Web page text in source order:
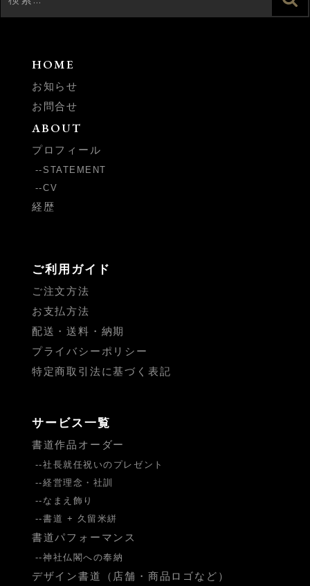
索:
HOME
お知らせ
お問合せ
ABOUT
プロフィール
STATEMENT
CV
経歴
ご利用ガイド
ご注文方法
お支払方法
配送・送料・納期
プライバシーポリシー
特定商取引法に基づく表記
サービス一覧
書道作品オーダー
社長就任祝いのプレゼント
経営理念・社訓
なまえ飾り
書道 + 久留米絣
書道パフォーマンス
神社仏閣への奉納
デザイン書道（店舗・商品ロゴなど）